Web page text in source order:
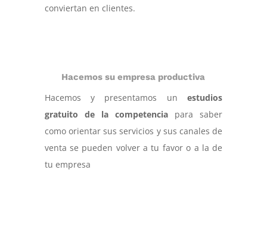
conviertan en clientes.
Hacemos su empresa productiva
Hacemos y presentamos unestudios
gratuito de la competencia para saber
como orientar sus servicios y sus canales de
venta se pueden volver a tu favor o a la de
tu empresa